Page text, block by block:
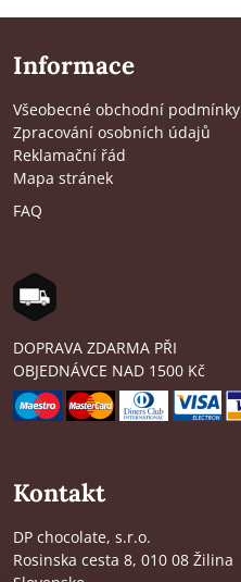
Informace
Všeobecné obchodní podmínky
Zpracování osobních údajů
Reklamační řád
Mapa stránek
FAQ
DOPRAVA ZDARMA PŘI
OBJEDNÁVCE NAD 1500 Kč
Kontakt
DP chocolate, s.r.o.
Rosinska cesta 8, 010 08 Žilina